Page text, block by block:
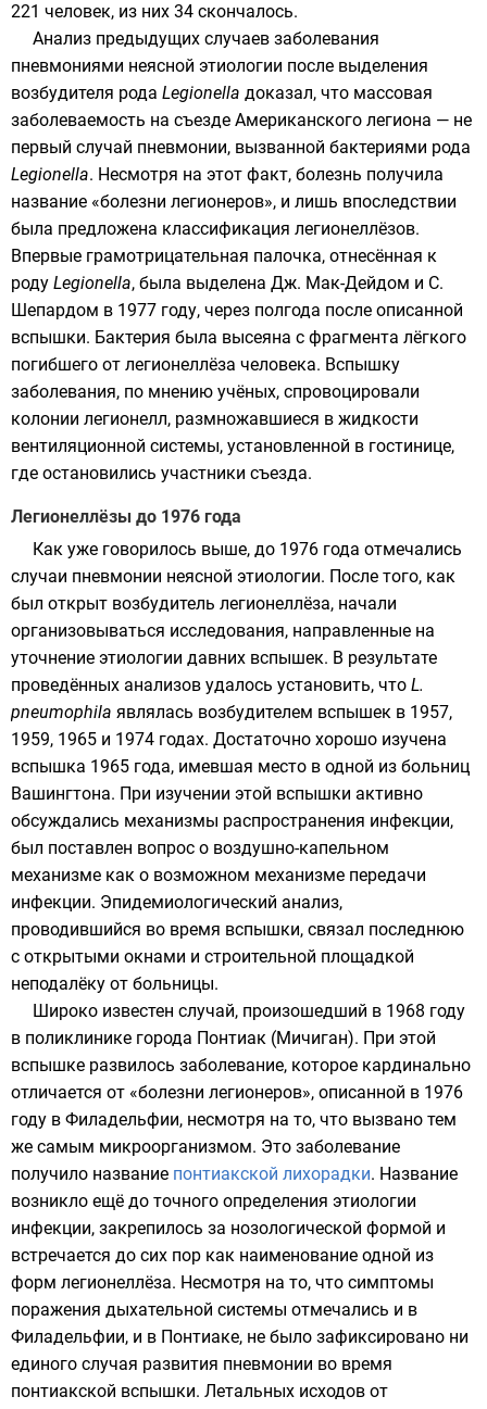
221 человек, из них 34 скончалось.
Анализ предыдущих случаев заболевания
пневмониями неясной этиологии после выделения
возбудителя рода Legionella доказал, что массовая
заболеваемость на съезде Американского легиона — не
первый случай пневмонии, вызванной бактериями рода
Legionella. Несмотря на этот факт, болезнь получила
название «болезни легионеров», и лишь впоследствии
была предложена классификация легионеллёзов.
Впервые грамотрицательная палочка, отнесённая к
роду Legionella, была выделена Дж. Мак-Дейдом и С.
Шепардом в 1977 году, через полгода после описанной
вспышки. Бактерия была высеяна с фрагмента лёгкого
погибшего от легионеллёза человека. Вспышку
заболевания, по мнению учёных, спровоцировали
колонии легионелл, размножавшиеся в жидкости
вентиляционной системы, установленной в гостинице,
где остановились участники съезда.
Легионеллёзы до 1976 года
Как уже говорилось выше, до 1976 года отмечались
случаи пневмонии неясной этиологии. После того, как
был открыт возбудитель легионеллёза, начали
организовываться исследования, направленные на
уточнение этиологии давних вспышек. В результате
проведённых анализов удалось установить, что L.
pneumophila являлась возбудителем вспышек в 1957,
1959, 1965 и 1974 годах. Достаточно хорошо изучена
вспышка 1965 года, имевшая место в одной из больниц
Вашингтона. При изучении этой вспышки активно
обсуждались механизмы распространения инфекции,
был поставлен вопрос о воздушно-капельном
механизме как о возможном механизме передачи
инфекции. Эпидемиологический анализ,
проводившийся во время вспышки, связал последнюю
с открытыми окнами и строительной площадкой
неподалёку от больницы.
Широко известен случай, произошедший в 1968 году
в поликлинике города Понтиак (Мичиган). При этой
вспышке развилось заболевание, которое кардинально
отличается от «болезни легионеров», описанной в 1976
году в Филадельфии, несмотря на то, что вызвано тем
же самым микроорганизмом. Это заболевание
получило название понтиакской лихорадки. Название
возникло ещё до точного определения этиологии
инфекции, закрепилось за нозологической формой и
встречается до сих пор как наименование одной из
форм легионеллёза. Несмотря на то, что симптомы
поражения дыхательной системы отмечались и в
Филадельфии, и в Понтиаке, не было зафиксировано ни
единого случая развития пневмонии во время
понтиакской вспышки. Летальных исходов от